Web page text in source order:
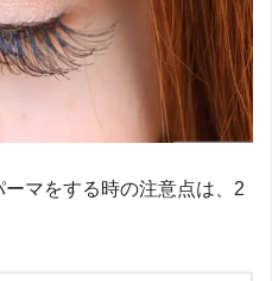
マをする時の注意点は、2